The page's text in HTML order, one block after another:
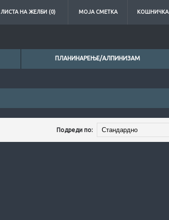
ЛИСТА НА ЖЕЛБИ (0) МОЈА СМЕТКА КОШНИЧКА
ПЛАНИНАРЕЊЕ/АЛПИНИЗАМ
Подреди по: